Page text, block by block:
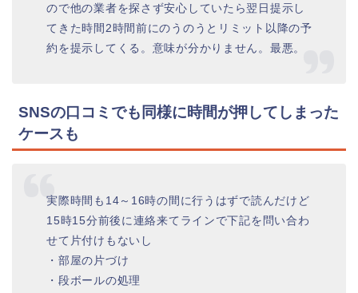
ので他の業者を探さず安心していたら翌日提示し
てきた時間2時間前にのうのうとリミット以降の予
約を提示してくる。意味が分かりません。最悪。
SNSの口コミでも同様に時間が押してしまった
ケースも
実際時間も14～16時の間に行うはずで読んだけど
15時15分前後に連絡来てラインで下記を問い合わ
せて片付けもないし
・部屋の片づけ
・段ボールの処理